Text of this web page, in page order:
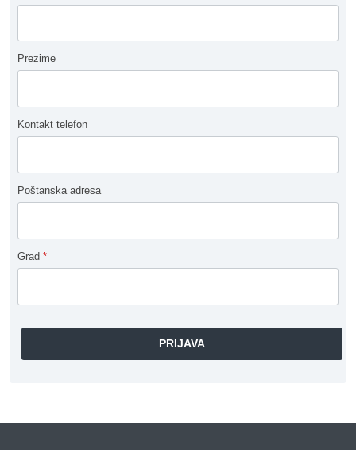
Prezime
Kontakt telefon
Poštanska adresa
Grad *